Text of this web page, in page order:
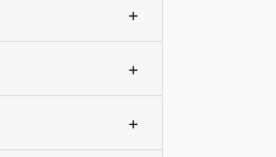
+
+
+